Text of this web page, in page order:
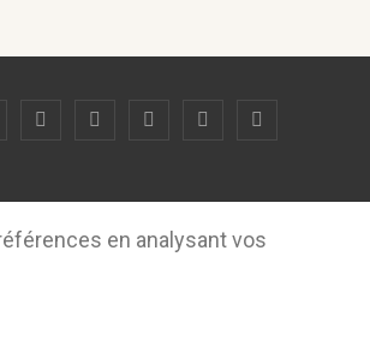
en analysant vos